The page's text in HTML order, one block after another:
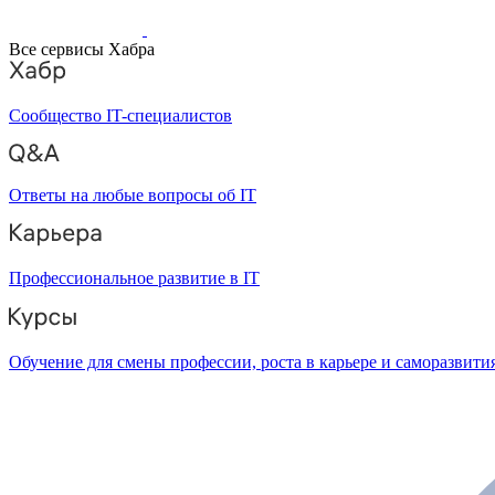
Все сервисы Хабра
Сообщество IT-специалистов
Ответы на любые вопросы об IT
Профессиональное развитие в IT
Обучение для смены профессии, роста в карьере и